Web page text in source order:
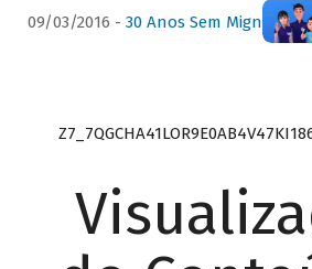
09/03/2016 - 30 Anos Sem Mignone